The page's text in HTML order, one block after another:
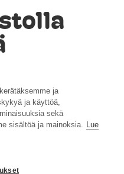
ja
ja käyttöä,
sekä
sisältöä ja mainoksia. Lue
Tietosuojailm
oitus (syke.fi)
Evästeasetuks
et